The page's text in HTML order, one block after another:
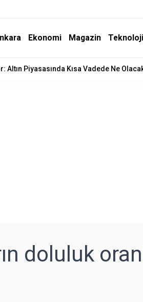
Ekonomi Magazin Teknoloji
Operasyonu: 15 Gözaltı
doluluk